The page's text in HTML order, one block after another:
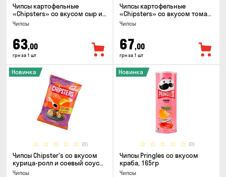
Чипсы картофельные
«Chipsters» со вкусом сыр и
лук, 95г
Чипсы
63,00
грн за 1 шт
Чипсы картофельные
«Chipsters» со вкусом томат
спайси, 95г
Чипсы
67,00
грн за 1 шт
(0)
Новинка
Чипсы Chipster's со вкусом
курица-ролл и соевый соус
90г
Чипсы
(0)
Новинка
Чипсы Pringles со вкусом
краба, 165гр
Чипсы